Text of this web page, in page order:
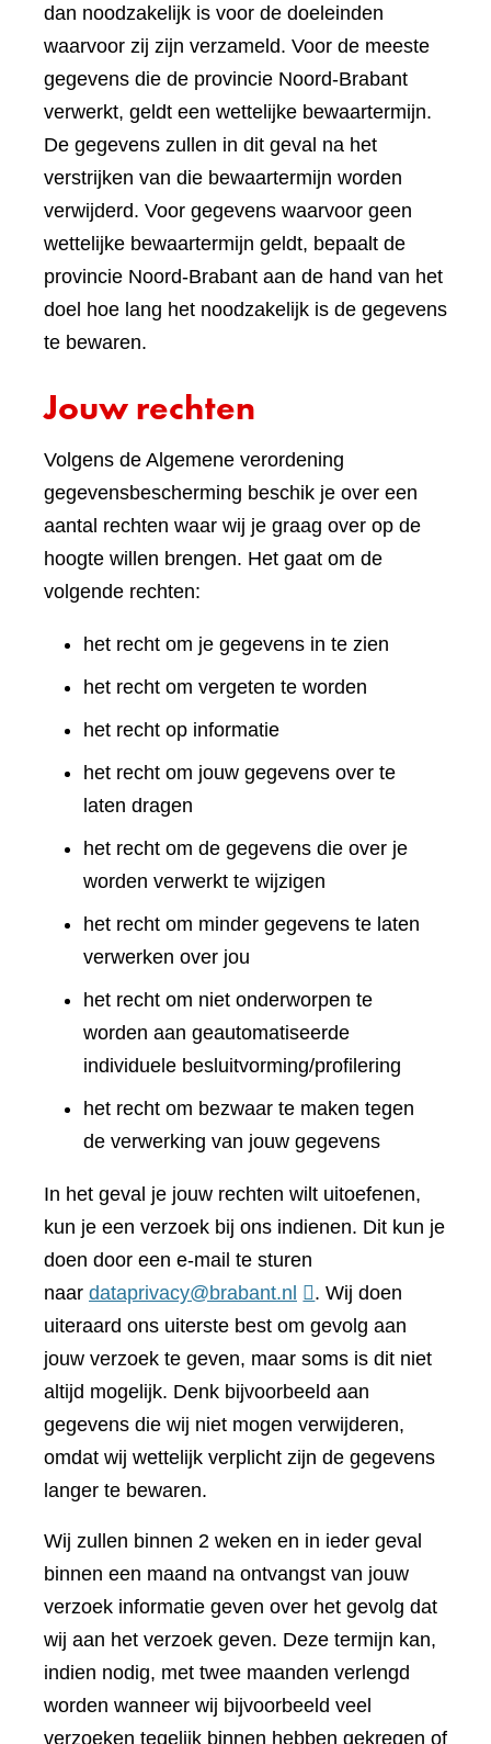
dan noodzakelijk is voor de doeleinden
waarvoor zij zijn verzameld. Voor de meeste
gegevens die de provincie Noord-Brabant
verwerkt, geldt een wettelijke bewaartermijn.
De gegevens zullen in dit geval na het
verstrijken van die bewaartermijn worden
verwijderd. Voor gegevens waarvoor geen
wettelijke bewaartermijn geldt, bepaalt de
provincie Noord-Brabant aan de hand van het
doel hoe lang het noodzakelijk is de gegevens
te bewaren.
Jouw rechten
Volgens de Algemene verordening
gegevensbescherming beschik je over een
aantal rechten waar wij je graag over op de
hoogte willen brengen. Het gaat om de
volgende rechten:
het recht om je gegevens in te zien
het recht om vergeten te worden
het recht op informatie
het recht om jouw gegevens over te
laten dragen
het recht om de gegevens die over je
worden verwerkt te wijzigen
het recht om minder gegevens te laten
verwerken over jou
het recht om niet onderworpen te
worden aan geautomatiseerde
individuele besluitvorming/profilering
het recht om bezwaar te maken tegen
de verwerking van jouw gegevens
In het geval je jouw rechten wilt uitoefenen,
kun je een verzoek bij ons indienen. Dit kun je
doen door een e-mail te sturen
naar dataprivacy@brabant.nl
. Wij doen
uiteraard ons uiterste best om gevolg aan
jouw verzoek te geven, maar soms is dit niet
altijd mogelijk. Denk bijvoorbeeld aan
gegevens die wij niet mogen verwijderen,
omdat wij wettelijk verplicht zijn de gegevens
langer te bewaren.
Wij zullen binnen 2 weken en in ieder geval
binnen een maand na ontvangst van jouw
verzoek informatie geven over het gevolg dat
wij aan het verzoek geven. Deze termijn kan,
indien nodig, met twee maanden verlengd
worden wanneer wij bijvoorbeeld veel
verzoeken tegelijk binnen hebben gekregen of